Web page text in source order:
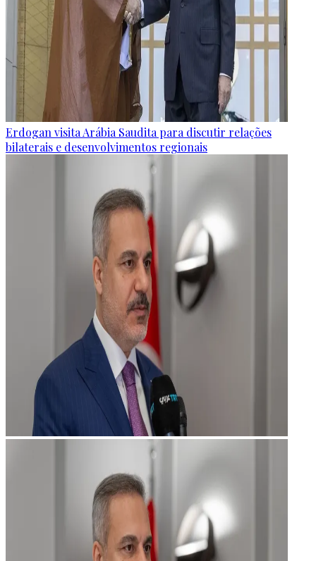
Erdogan visita Arábia Saudita para discutir relações
bilaterais e desenvolvimentos regionais